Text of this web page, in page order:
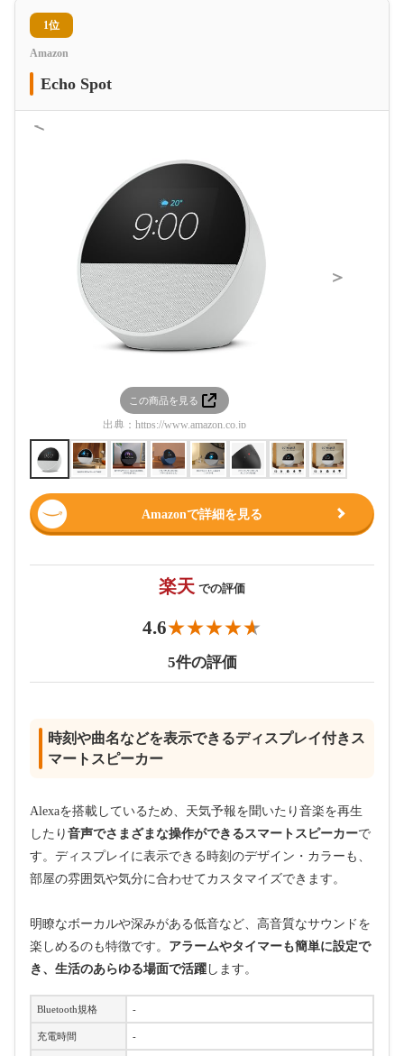
1位
Amazon
Echo Spot
＜
この商品を見る
出典： https://www.amazon.co.jp
＞
Amazonで詳細を見る
楽天 での評価
4.6
5件の評価
時刻や曲名などを表示できるディスプレイ付きス
マートスピーカー
Alexaを搭載しているため、天気予報を聞いたり音楽を再生
したり 音声でさまざまな操作ができるスマートスピーカーで
す。ディスプレイに表示できる時刻のデザイン・カラーも、
部屋の雰囲気や気分に合わせてカスタマイズできます。
明瞭なボーカルや深みがある低音など、高音質なサウンドを
楽しめるのも特徴です。 アラームやタイマーも簡単に設定で
き、生活のあらゆる場面で活躍 します。
Bluetooth規格 -
充電時間 -